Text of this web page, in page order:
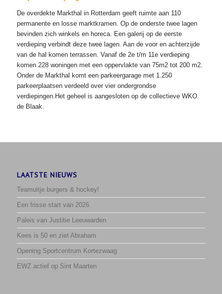
De overdekte Markthal in Rotterdam geeft ruimte aan 110
permanente en losse marktkramen. Op de onderste twee lagen
bevinden zich winkels en horeca. Een galerij op de eerste
verdieping verbindt deze twee lagen. Aan de voor en achterzijde
van de hal komen terrassen. Vanaf de 2e t/m 11e verdieping
komen 228 woningen met een oppervlakte van 75m2 tot 200 m2.
Onder de Markthal komt een parkeergarage met 1.250
parkeerplaatsen verdeeld over vier ondergrondse
verdiepingen.Het geheel is aangesloten op de collectieve WKO
de Blaak.
LAATSTE NIEUWS
Teamuitje burgers & hockey!
Een frisse start van 2026
Paleis van Justitie Leeuwarden
Kees is 50 en ziet Abraham
Opening Sportcentrum Kortezwaag
EWZ actief op Sint Maarten